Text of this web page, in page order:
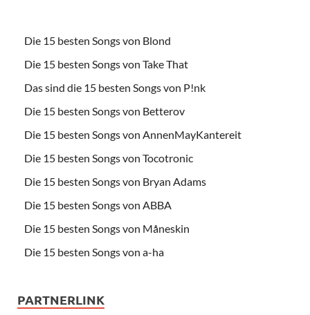
Die 15 besten Songs von Blond
Die 15 besten Songs von Take That
Das sind die 15 besten Songs von P!nk
Die 15 besten Songs von Betterov
Die 15 besten Songs von AnnenMayKantereit
Die 15 besten Songs von Tocotronic
Die 15 besten Songs von Bryan Adams
Die 15 besten Songs von ABBA
Die 15 besten Songs von Måneskin
Die 15 besten Songs von a-ha
PARTNERLINK